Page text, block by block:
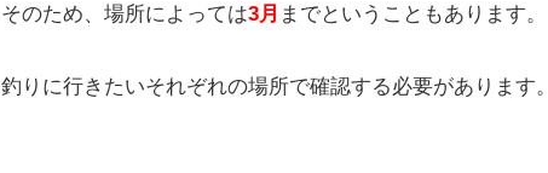
そのため、場所によっては3月 までということもあります。
釣りに行きたいそれぞれの場所で確認する必要があります。